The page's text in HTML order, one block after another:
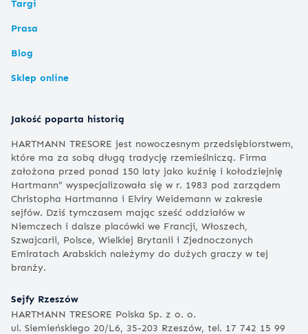
Targi
Prasa
Blog
Sklep online
Jakość poparta historią
HARTMANN TRESORE jest nowoczesnym przedsiębiorstwem,
które ma za sobą długą tradycję rzemieślniczą. Firma
założona przed ponad 150 laty jako kuźnię i kołodziejnię
Hartmann” wyspecjalizowała się w r. 1983 pod zarządem
Christopha Hartmanna i Elviry Weidemann w zakresie
sejfów. Dziś tymczasem mając sześć oddziałów w
Niemczech i dalsze placówki we Francji, Włoszech,
Szwajcarii, Polsce, Wielkiej Brytanii i Zjednoczonych
Emiratach Arabskich należymy do dużych graczy w tej
branży.
Sejfy Rzeszów
HARTMANN TRESORE Polska Sp. z o. o.
ul. Siemieńskiego 20/L6, 35-203 Rzeszów, tel. 17 742 15 99